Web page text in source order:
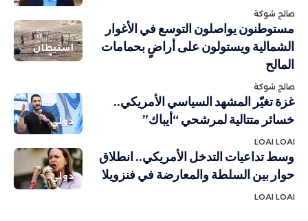
صالح شوكة
استيطان
مستوطنون يواصلون التوسع في الأغوار
الشمالية ويستولون على أراضٍ بحمامات
المالح
صالح شوكة
دولي
غزة تغيّر المشهد السياسي الأمريكي..
خسائر متتالية لمرشحي “أيباك”
LOAI LOAI
دولي
وسط تداعيات التدخل الأمريكي.. انطلاق
حوار بين السلطة والمعارضة في فنزويلا
LOAI LOAI